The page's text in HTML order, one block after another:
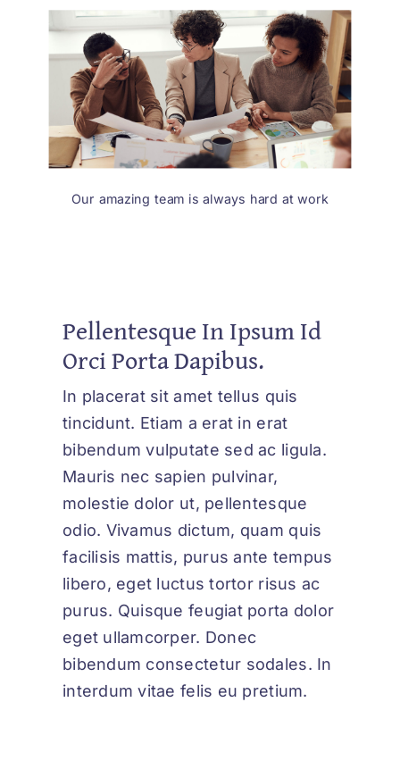
Our amazing team is always hard at work
Pellentesque In Ipsum Id
Orci Porta Dapibus.
In placerat sit amet tellus quis
tincidunt. Etiam a erat in erat
bibendum vulputate sed ac ligula.
Mauris nec sapien pulvinar,
molestie dolor ut, pellentesque
odio. Vivamus dictum, quam quis
facilisis mattis, purus ante tempus
libero, eget luctus tortor risus ac
purus. Quisque feugiat porta dolor
eget ullamcorper. Donec
bibendum consectetur sodales. In
interdum vitae felis eu pretium.